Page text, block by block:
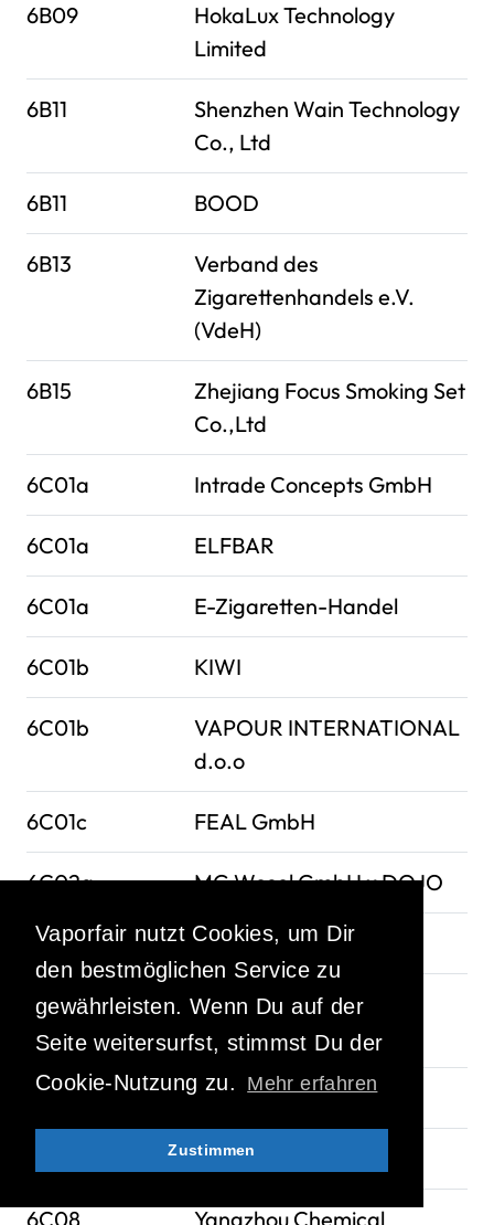
Vaporfair nutzt Cookies, um Dir
den bestmöglichen Service zu
gewährleisten. Wenn Du auf der
Seite weitersurfst, stimmst Du der
Cookie-Nutzung zu.
Mehr erfahren
Zustimmen
6B09
HokaLux Technology
Limited
6B11
Shenzhen Wain Technology
Co., Ltd
6B11 BOOD
6B13
Verband des
Zigarettenhandels e.V.
(VdeH)
6B15
Zhejiang Focus Smoking Set
Co.,Ltd
6C01a Intrade Concepts GmbH
6C01a ELFBAR
6C01a E-Zigaretten-Handel
6C01b KIWI
6C01b
VAPOUR INTERNATIONAL
d.o.o
6C01c FEAL GmbH
6C02a MG Wesel GmbH x DOJO
6C03 MEVOL
6C06
Shenzhen Dali Wanwei
Technology Co., Ltd.
6C06 ALIBARBAR
STAG BAR
6C08 Yangzhou Chemical